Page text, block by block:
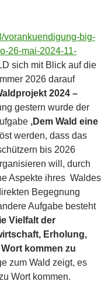
vorankuendigung-big-
26-mai-2024-11-
sich mit Blick auf die
2026 darauf
2024 –
gestern wurde der
‚Dem Wald eine
werden, dass das
bis 2026
will, durch
Aspekte ihres Waldes
Begegnung
Aufgabe besteht
Vielfalt der
Erholung,
kommen zu
zum Wald zeigt, es
Wort kommen.